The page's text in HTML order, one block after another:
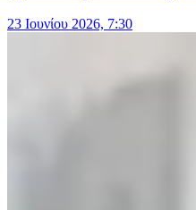
23 Ιουνίου 2026, 7:30